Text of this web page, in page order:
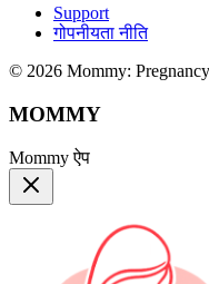
Support
गोपनीयता नीति
© 2026 Mommy: Pregnancy
MOMMY
Mommy ऐप